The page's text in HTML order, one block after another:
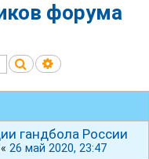
форума
ПоискРасширенный
гандбола России
« 26 май 2020, 23:47